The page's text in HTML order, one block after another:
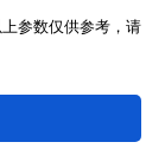
参数仅供参考，请